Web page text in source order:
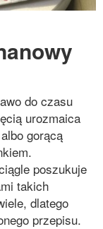
do czasu
urozmaica
gorącą
poszukuje
takich
dlatego
przepisu.